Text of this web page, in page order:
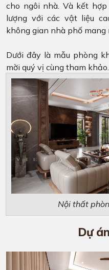
cho ngôi nhà. Và kết
lượng với các vật liệu
không gian nhà phố mang
Dưới đây là mẫu phòng
mời quý vị cùng tham khảo.
Nội thất
Dự